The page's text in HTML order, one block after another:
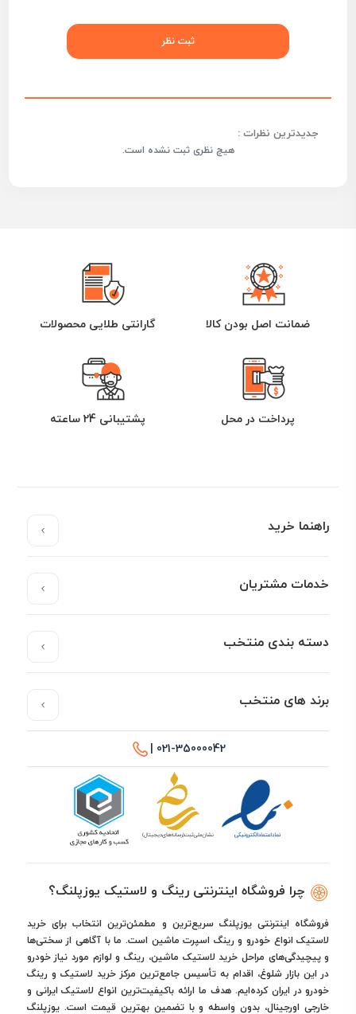
جدیدترین نظرات :
هیچ نظری ثبت نشده است.
ضمانت اصل بودن کالا گارانتی طلایی محصولات
پرداخت در محل پشتیبانی 24 ساعته
راهنما خرید
خدمات مشتریان
دسته بندی منتخب
برند های منتخب
021-35000042 |
چرا فروشگاه اینترنتی رینگ و لاستیک یوزپلنگ؟
فروشگاه اینترنتی یوزپلنگ سریع‌ترین و مطمئن‌ترین انتخاب برای خرید
لاستیک انواع خودرو و رینگ اسپرت ماشین است. ما با آگاهی از سختی‌ها
و پیچیدگی‌های مراحل خرید لاستیک ماشین، رینگ و لوازم مورد نیاز خودرو
در این بازار شلوغ، اقدام به تأسیس جامع‌ترین مرکز خرید لاستیک و رینگ
خودرو در ایران کرده‌ایم. هدف ما ارائه باکیفیت‌ترین انواع لاستیک ایرانی و
خارجی اورجینال، بدون واسطه و با تضمین بهترین قیمت است. یوزپلنگ